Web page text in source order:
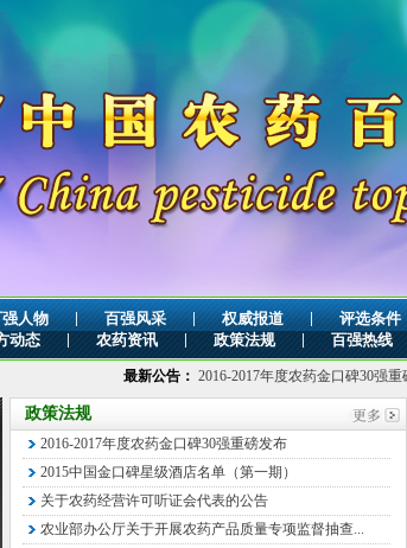
人物 | 百强风采 | 权威报道 |
评选条件
动态 | 农药资讯 | 政策法规 | 百强热线
2016-2017年度农药金口碑30强重磅...2016-12-29
政策法规
2016-2017年度农药金口碑30强重磅发布
2015中国金口碑星级酒店名单（第一期）
关于农药经营许可听证会代表的公告
农业部办公厅关于开展农药产品质量专项监督抽查...